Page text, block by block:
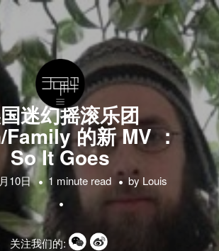
迷幻摇滚乐团
的新 MV ：
So It Goes
10日 1 minute read by Louis
关注我们的: